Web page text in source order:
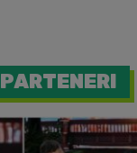
PARTENERI